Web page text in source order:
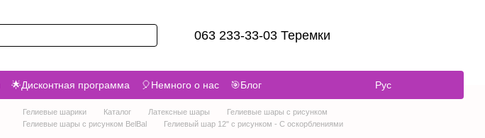
063 233-33-03 Теремки
🌟Дисконтная программа 🎈Немного о нас 🎯Блог Рус
Гелиевые шарики Каталог Латексные шары
Гелиевые шары с рисунком
Гелиевые шары с рисунком BelBal
Гелиевый шар 12" с рисунком - С оскорблениями